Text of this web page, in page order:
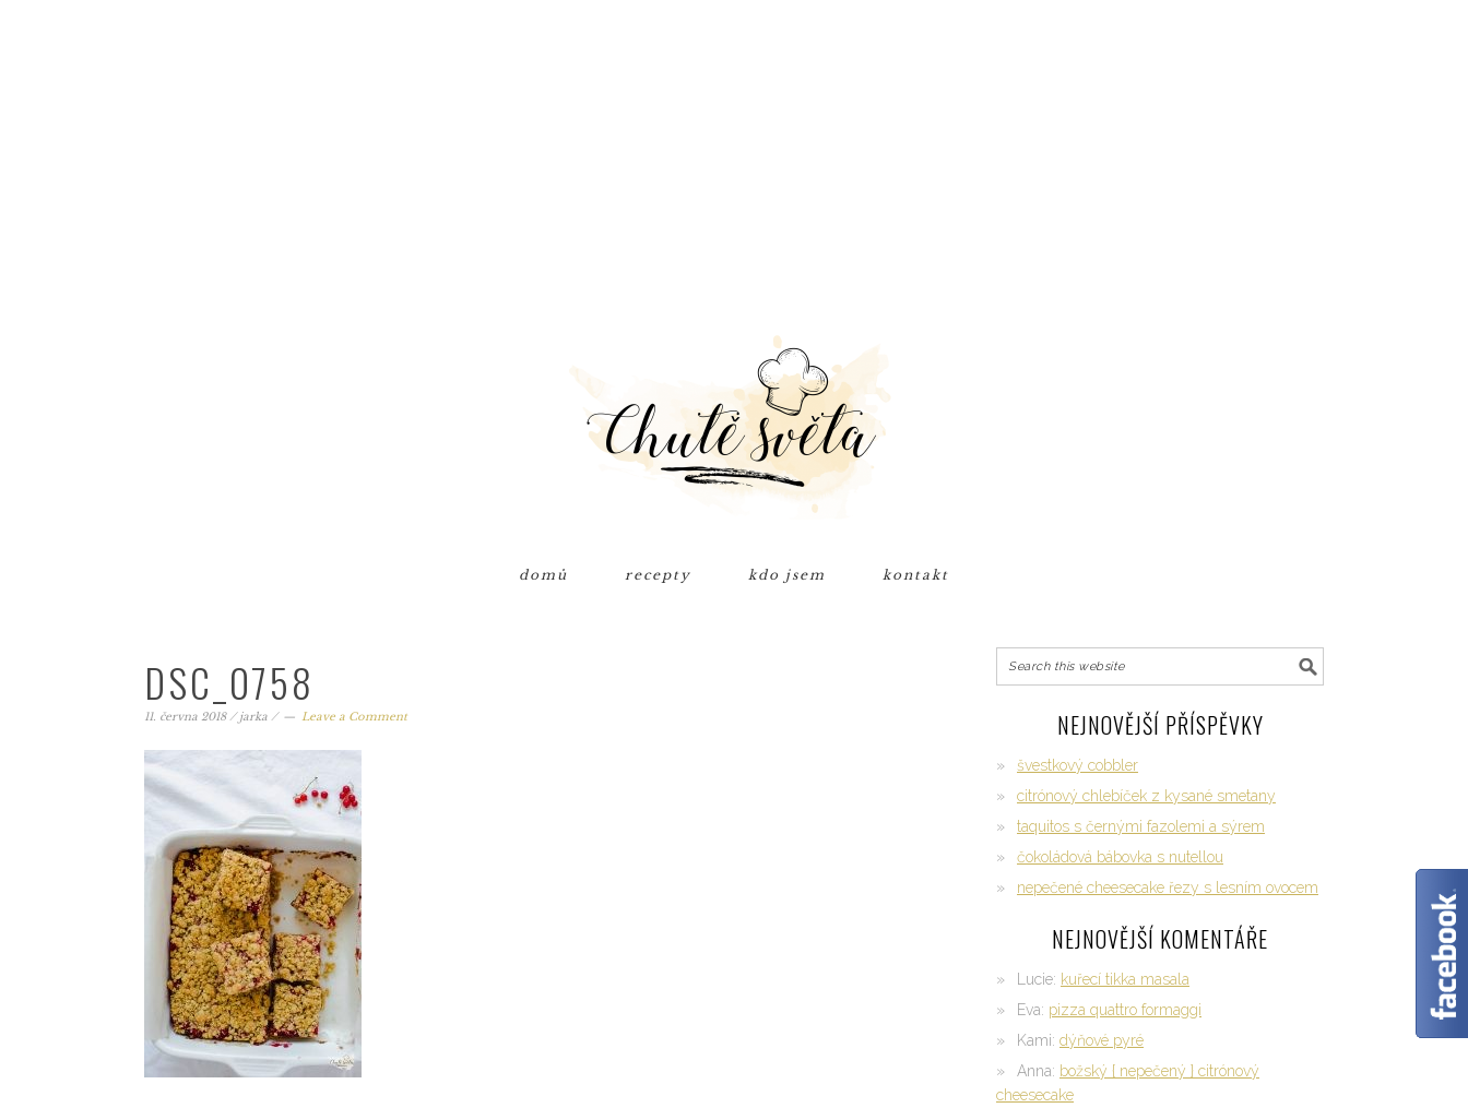
domů recepty kdo jsem kontakt
DSC_0758
11. června 2018/jarka / Leave a Comment NEJNOVĚJŠÍ PŘÍSPĚVKY
švestkový cobbler
citrónový chlebíček z kysané smetany
taquitos s černými fazolemi a sýrem
čokoládová bábovka s nutellou
nepečené cheesecake řezy s lesním ovocem
NEJNOVĚJŠÍ KOMENTÁŘE
Lucie: kuřecí tikka masala
Eva: pizza quattro formaggi
Kami: dýňové pyré
Anna: božský { nepečený } citrónový
cheesecake